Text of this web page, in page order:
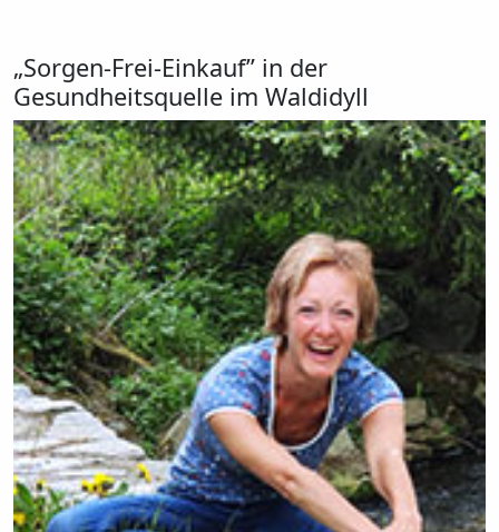
„Sorgen-Frei-Einkauf” in der
Gesundheitsquelle im Waldidyll